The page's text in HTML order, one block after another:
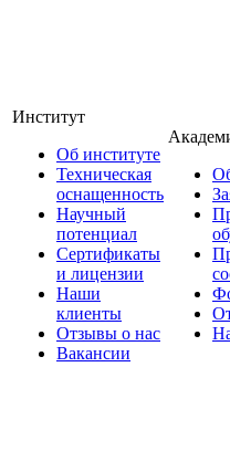
Институт
Об институте
Техническая
оснащенность
Научный
потенциал
Сертификаты
и лицензии
Наши
клиенты
Отзывы о нас
Вакансии